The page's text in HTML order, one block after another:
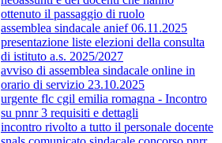
ottenuto il passaggio di ruolo
assemblea sindacale anief 06.11.2025
presentazione liste elezioni della consulta
di istituto a.s. 2025/2027
avviso di assemblea sindacale online in
orario di servizio 23.10.2025
urgente flc cgil emilia romagna - Incontro
su pnnr 3 requisiti e dettagli
incontro rivolto a tutto il personale docente